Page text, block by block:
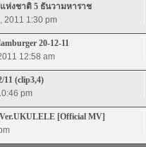
ห่งชาติ 5 ธันวามหาราช
2011 1:30 pm
20-12-11
12:58 am
(clip3,4)
pm
[Official MV]